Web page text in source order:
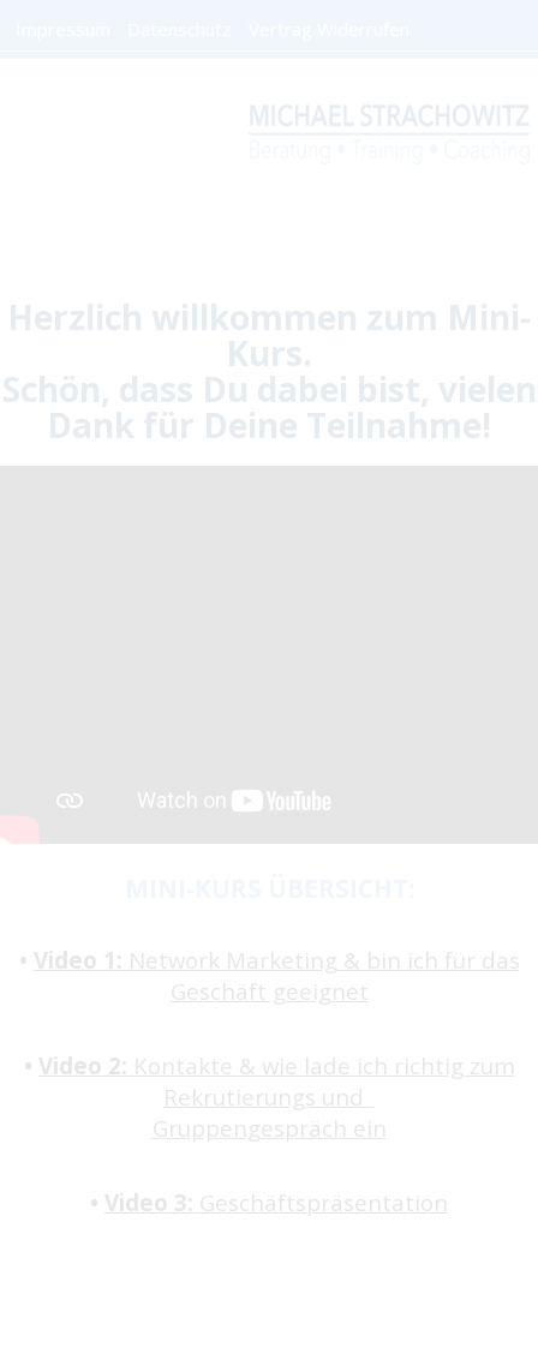
Herzlich willkommen zum Mini-
Kurs.
Schön, dass Du dabei bist, vielen
Dank für Deine Teilnahme!
​• Video 1: Network Marketing & bin ich für das
Geschäft geeignet
• Video 2: Kontakte & wie lade ich richtig zum
Rekrutierungs und
Gruppengespräch ein
• Video 3: Geschäftspräsentation